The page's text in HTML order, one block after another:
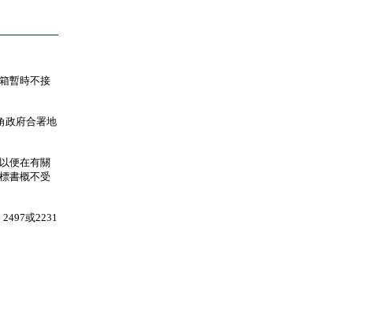
暫時不接
政府合署地
便在有關
書概不受
或2231